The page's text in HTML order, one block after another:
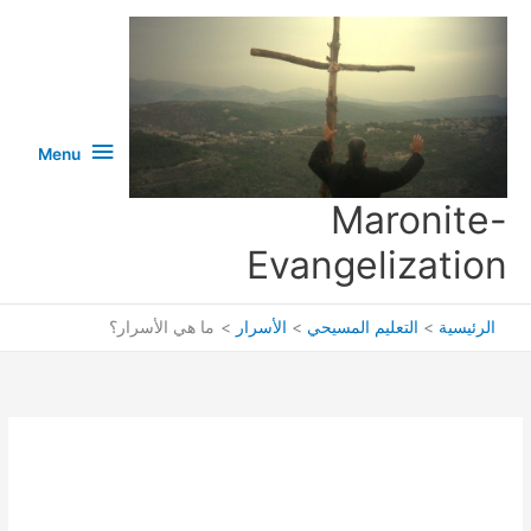
تخطي
Maronite-
Evangelization
Menu
Menu
الرئيسية التعليم المسيحي الأسرار ما هي الأسرار؟